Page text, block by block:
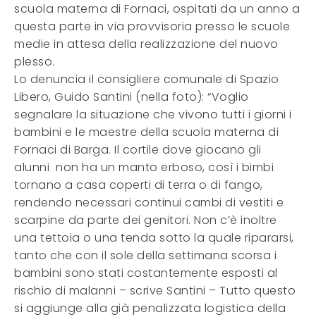
scuola materna di Fornaci, ospitati da un anno a
questa parte in via provvisoria presso le scuole
medie in attesa della realizzazione del nuovo
plesso.
Lo denuncia il consigliere comunale di Spazio
Libero, Guido Santini (nella foto): “Voglio
segnalare la situazione che vivono tutti i giorni i
bambini e le maestre della scuola materna di
Fornaci di Barga. Il cortile dove giocano gli
alunni non ha un manto erboso, così i bimbi
tornano a casa coperti di terra o di fango,
rendendo necessari continui cambi di vestiti e
scarpine da parte dei genitori. Non c’è inoltre
una tettoia o una tenda sotto la quale ripararsi,
tanto che con il sole della settimana scorsa i
bambini sono stati costantemente esposti al
rischio di malanni – scrive Santini – Tutto questo
si aggiunge alla già penalizzata logistica della